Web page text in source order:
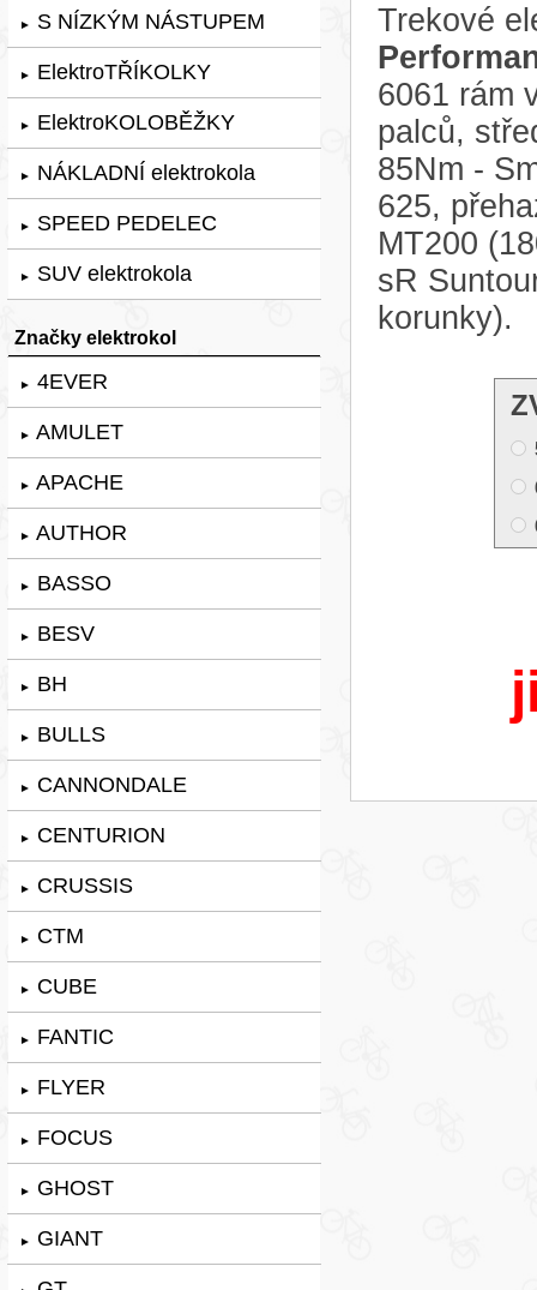
► S NÍZKÝM NÁSTUPEM
► ElektroTŘÍKOLKY
► ElektroKOLOBĚŽKY
► NÁKLADNÍ elektrokola
► SPEED PEDELEC
► SUV elektrokola
Značky elektrokol
► 4EVER
► AMULET
► APACHE
► AUTHOR
► BASSO
► BESV
► BH
► BULLS
► CANNONDALE
► CENTURION
► CRUSSIS
► CTM
► CUBE
► FANTIC
► FLYER
► FOCUS
► GHOST
► GIANT
Trekové
6061 rám
palců,
85Nm -
625,
MT200
sR
korunky).